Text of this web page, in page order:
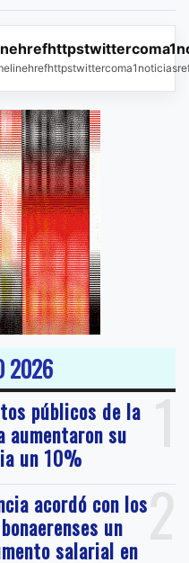
2026
1
públicos de la
aumentaron su
un 10%
2
acordó con los
un
salarial en